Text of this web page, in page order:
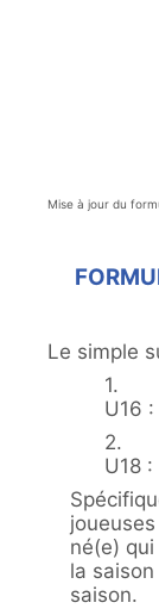
Mise à jour du
Le simple
1.
U16 :
2.
U18 :
né(e)
la
saison.